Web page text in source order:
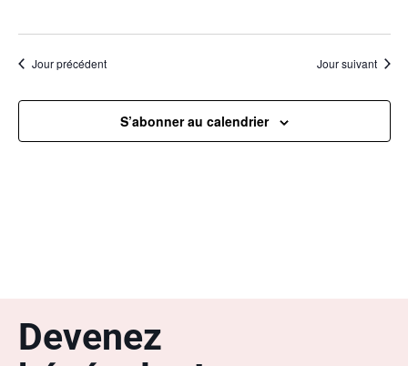
Jour précédent Jour suivant
S’abonner au calendrier
Devenez